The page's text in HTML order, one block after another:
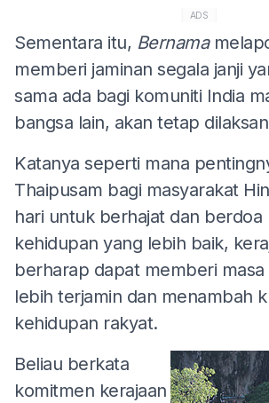
ADS
Sementara itu, Bernama
memberi jaminan segala janji
sama ada bagi komuniti India
bangsa lain, akan tetap
Katanya seperti mana
Thaipusam bagi masyarakat
hari untuk berhajat dan berdoa
kehidupan yang lebih baik,
berharap dapat memberi
lebih terjamin dan menambah
kehidupan rakyat.
Beliau berkata
komitmen kerajaan